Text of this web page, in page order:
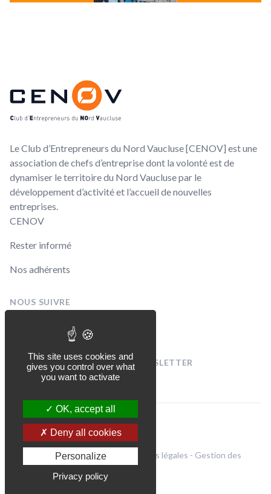
CENOV
Le Club d’Entrepreneurs du Nord Vaucluse [CENOV] est une
association de chefs d’entreprise dont la volonté est de
dynamiser le territoire du Nord Vaucluse par le
développement d’activité et l’accueil de nouvelles
entreprises.
CENOV
Rester informé
Nos adhérents
NOUS SUIVRE
Facebook
INSCRIVEZ-VOUS À NOTRE NEWSLETTER
[sibwp_form id=1]
© CENOV 2026
Politique de confidentialité et mentions légales - Gestion des
cookies
This site uses cookies and
gives you control over what
you want to activate
OK, accept all
Deny all cookies
Personalize
Privacy policy